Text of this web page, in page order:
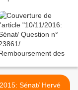
Sénat/ Hervé